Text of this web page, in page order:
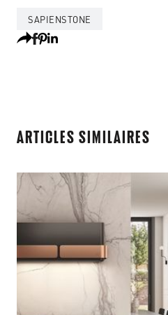
SAPIENSTONE
ARTICLES SIMILAIRES